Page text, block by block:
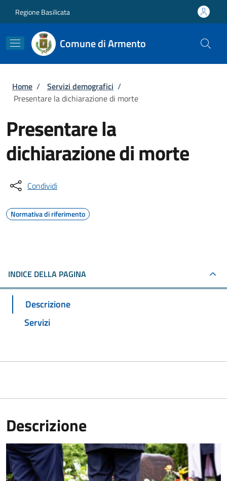
Regione Basilicata
Comune di Armento
Briciole di pane
Home / Servizi demografici /
Presentare la dichiarazione di morte
Presentare la
dichiarazione di morte
Condividi
Normativa di riferimento
INDICE DELLA PAGINA
Descrizione
Servizi
Descrizione